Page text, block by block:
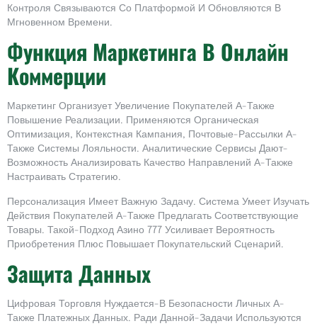
Контроля Связываются Со Платформой И Обновляются В
Мгновенном Времени.
Функция Маркетинга В Онлайн
Коммерции
Маркетинг Организует Увеличение Покупателей А-Также
Повышение Реализации. Применяются Органическая
Оптимизация, Контекстная Кампания, Почтовые-Рассылки А-
Также Системы Лояльности. Аналитические Сервисы Дают-
Возможность Анализировать Качество Направлений А-Также
Настраивать Стратегию.
Персонализация Имеет Важную Задачу. Система Умеет Изучать
Действия Покупателей А-Также Предлагать Соответствующие
Товары. Такой-Подход Азино 777 Усиливает Вероятность
Приобретения Плюс Повышает Покупательский Сценарий.
Защита Данных
Цифровая Торговля Нуждается-В Безопасности Личных А-
Также Платежных Данных. Ради Данной-Задачи Используются